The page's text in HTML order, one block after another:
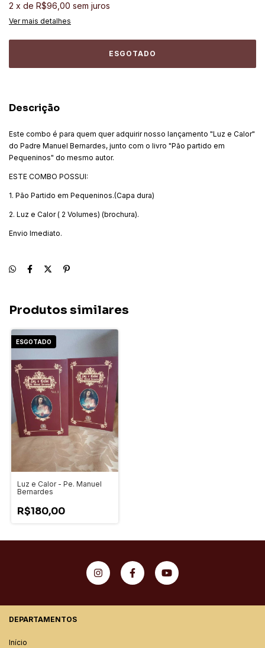
2 x de R$96,00 sem juros
Ver mais detalhes
Descrição
Este combo é para quem quer adquirir nosso lançamento "Luz e Calor"
do Padre Manuel Bernardes, junto com o livro "Pão partido em
Pequeninos" do mesmo autor.
ESTE COMBO POSSUI:
1. Pão Partido em Pequeninos.(Capa dura)
2. Luz e Calor ( 2 Volumes) (brochura).
Envio Imediato.
Produtos similares
ESGOTADO
Luz e Calor - Pe. Manuel
Bernardes
R$180,00
DEPARTAMENTOS
Início